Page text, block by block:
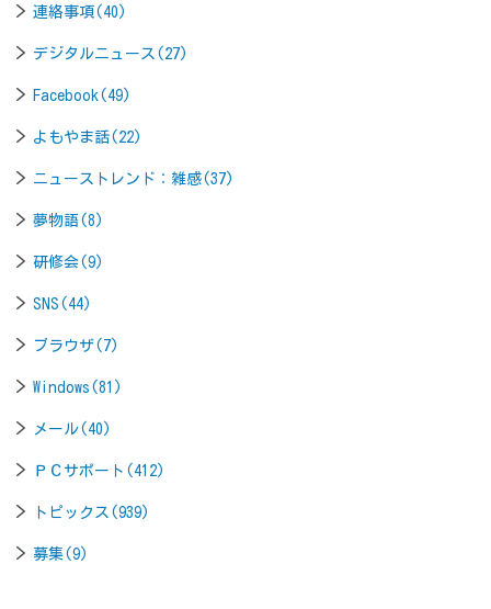
連絡事項(40)
デジタルニュース(27)
Facebook(49)
よもやま話(22)
ニューストレンド：雑感(37)
夢物語(8)
研修会(9)
SNS(44)
ブラウザ(7)
Windows(81)
メール(40)
ＰＣサポート(412)
トピックス(939)
募集(9)